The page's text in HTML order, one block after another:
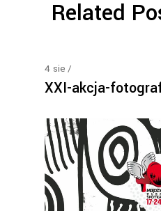
Related
4 sie
XXI-akcja-